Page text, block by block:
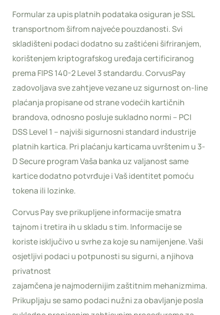
Formular za upis platnih podataka osiguran je SSL
transportnom šifrom najveće pouzdanosti. Svi
skladišteni podaci dodatno su zaštićeni šifriranjem,
korištenjem kriptografskog uređaja certificiranog
prema FIPS 140-2 Level 3 standardu. CorvusPay
zadovoljava sve zahtjeve vezane uz sigurnost on-line
plaćanja propisane od strane vodećih kartičnih
brandova, odnosno posluje sukladno normi – PCI
DSS Level 1 – najviši sigurnosni standard industrije
platnih kartica. Pri plaćanju karticama uvrštenim u 3-
D Secure program Vaša banka uz valjanost same
kartice dodatno potvrđuje i Vaš identitet pomoću
tokena ili lozinke.
Corvus Pay sve prikupljene informacije smatra
tajnom i tretira ih u skladu s tim. Informacije se
koriste isključivo u svrhe za koje su namijenjene. Vaši
osjetljivi podaci u potpunosti su sigurni, a njihova
privatnost
zajamčena je najmodernijim zaštitnim mehanizmima.
Prikupljaju se samo podaci nužni za obavljanje posla